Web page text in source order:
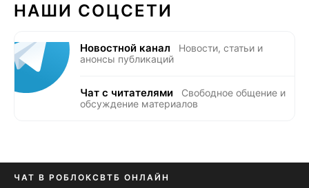
НАШИ СОЦСЕТИ
Новостной канал
Новости, статьи и
анонсы публикаций
Чат с читателями
Свободное общение и
обсуждение материалов
ЧАТ В РОБЛОКСВТБ ОНЛАЙН